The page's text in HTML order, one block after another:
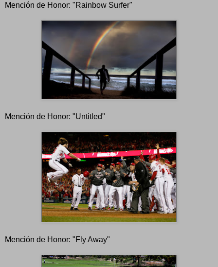
Mención de Honor: "Rainbow Surfer"
Mención de Honor: "Untitled"
Mención de Honor: "Fly Away"